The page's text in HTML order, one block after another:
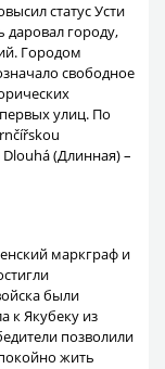
статус Усти
даровал городу,
Городом
свободное
улиц. По
(Длинная) –
маркграф и
были
к Якубеку из
позволили
жить